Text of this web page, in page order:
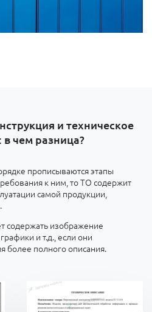
и техническое
чем разница?
прописываются этапы
к ним, то ТО содержит
самой продукции,
содержать изображение
и т.д., если они
более полного описания.